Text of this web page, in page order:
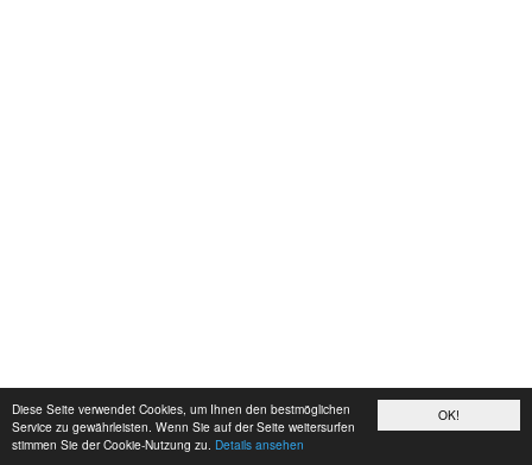
OK!
Diese Seite verwendet Cookies, um Ihnen den bestmöglichen
Service zu gewährleisten. Wenn Sie auf der Seite weitersurfen
stimmen Sie der Cookie-Nutzung zu. Details ansehen